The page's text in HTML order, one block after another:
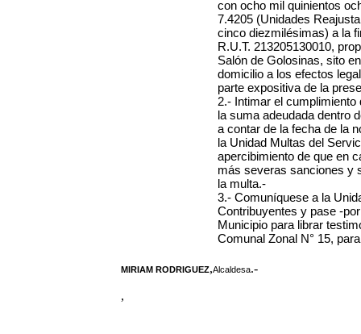
con ocho mil quinientos
7.4205 (Unidades
cinco diezmilésimas) a la
R.U.T. 213205130010,
Salón de Golosinas, sito
domicilio a los efectos
parte expositiva de la
2.- Intimar el
la suma adeudada dentro
a contar de la fecha de la
la Unidad Multas del
apercibimiento de que en
más severas sanciones y
la multa.-
3.- Comuníquese a la
Contribuyentes y pase -
Municipio para librar
Comunal Zonal N° 15,
MIRIAM RODRIGUEZ,Alcaldesa.-
,